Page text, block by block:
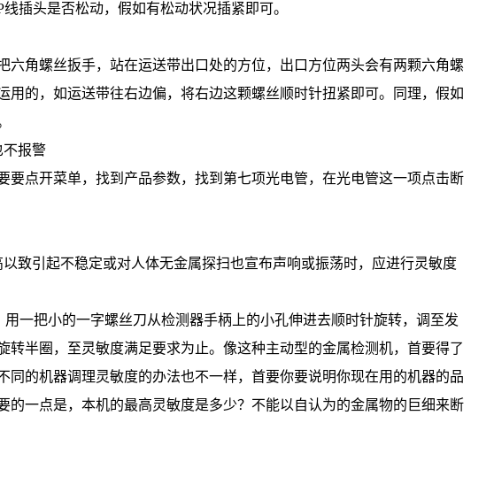
插头是否松动，假如有松动状况插紧即可。
六角螺丝扳手，站在运送带出口处的方位，出口方位两头会有两颗六角螺
用的，如运送带往右边偏，将右边这颗螺丝顺时针扭紧即可。同理，假如
不报警
要点开菜单，找到产品参数，找到第七项光电管，在光电管这一项点击断
致引起不稳定或对人体无金属探扫也宣布声响或振荡时，应进行灵敏度
一把小的一字螺丝刀从检测器手柄上的小孔伸进去顺时针旋转，调至发
转半圈，至灵敏度满足要求为止。像这种主动型的金属检测机，首要得了
同的机器调理灵敏度的办法也不一样，首要你要说明你现在用的机器的品
的一点是，本机的最高灵敏度是多少？不能以自认为的金属物的巨细来断